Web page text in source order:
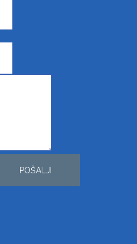
POŠALJI